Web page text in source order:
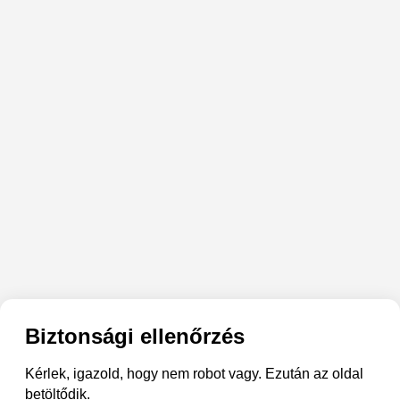
Biztonsági ellenőrzés
Kérlek, igazold, hogy nem robot vagy. Ezután az oldal
betöltődik.